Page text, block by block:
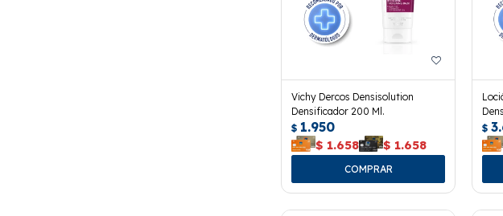
Vichy Dercos Densisolution
Densificador 200 Ml.
$ 1.950
$ 1.658 $ 1.658
$